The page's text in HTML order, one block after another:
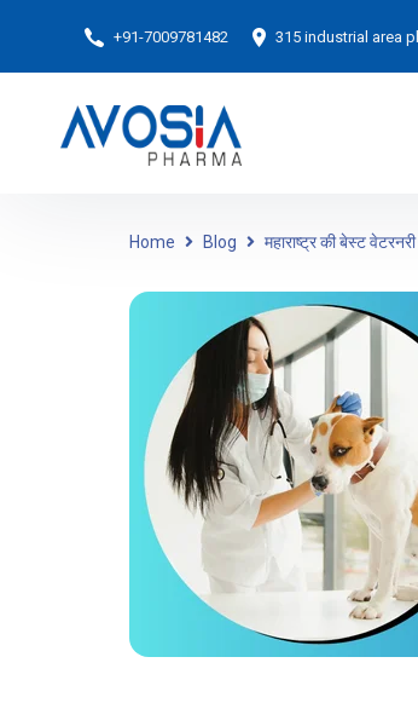
+91-7009781482 315 industrial area
Home Blog महाराष्ट्र की बेस्ट